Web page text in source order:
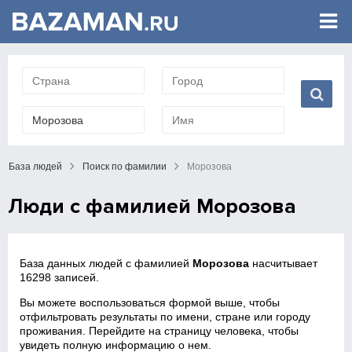
База людей Поиск по фамилии Морозова
Люди с фамилией Морозова
База данных людей с фамилией Морозова насчитывает
16298 записей.
Вы можете воспользоваться формой выше, чтобы
отфильтровать результаты по имени, стране или городу
проживания. Перейдите на страницу человека, чтобы
увидеть полную информацию о нем.